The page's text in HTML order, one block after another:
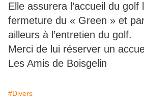
Elle assurera l’accueil du golf
fermeture du « Green » et
ailleurs à l’entretien du golf.
Merci de lui réserver un
Les Amis de Boisgelin
#Divers